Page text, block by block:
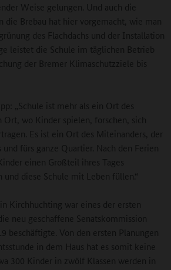
Weise gelungen. Und auch die
Brebau hat hier vorgemacht, wie man
des Flachdachs und der Installation
leistet die Schule im täglichen Betrieb
der Bremer Klimaschutzziele bis
„Schule ist mehr als ein Ort des
Ort, wo Kinder spielen, forschen, sich
Es ist ein Ort des Miteinanders, der
fürs ganze Quartier. Nach den Ferien
einen Großteil ihres Tages
und diese Schule mit Leben füllen.“
Kirchhuchting war eines der ersten
neu geschaffene Senatskommission
beschäftigte. Von den ersten Planungen
in dem Haus hat es somit keine
300 Kinder in zwölf Klassen werden in